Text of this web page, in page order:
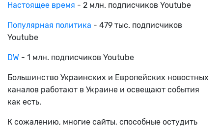
Настоящее время - 2 млн. подписчиков Youtube
Популярная политика - 479 тыс. подписчиков
Youtube
DW - 1 млн. подписчиков Youtube
Большинство Украинских и Европейских новостных
каналов работают в Украине и освещают события
как есть.
К сожалению, многие сайты, способные остудить